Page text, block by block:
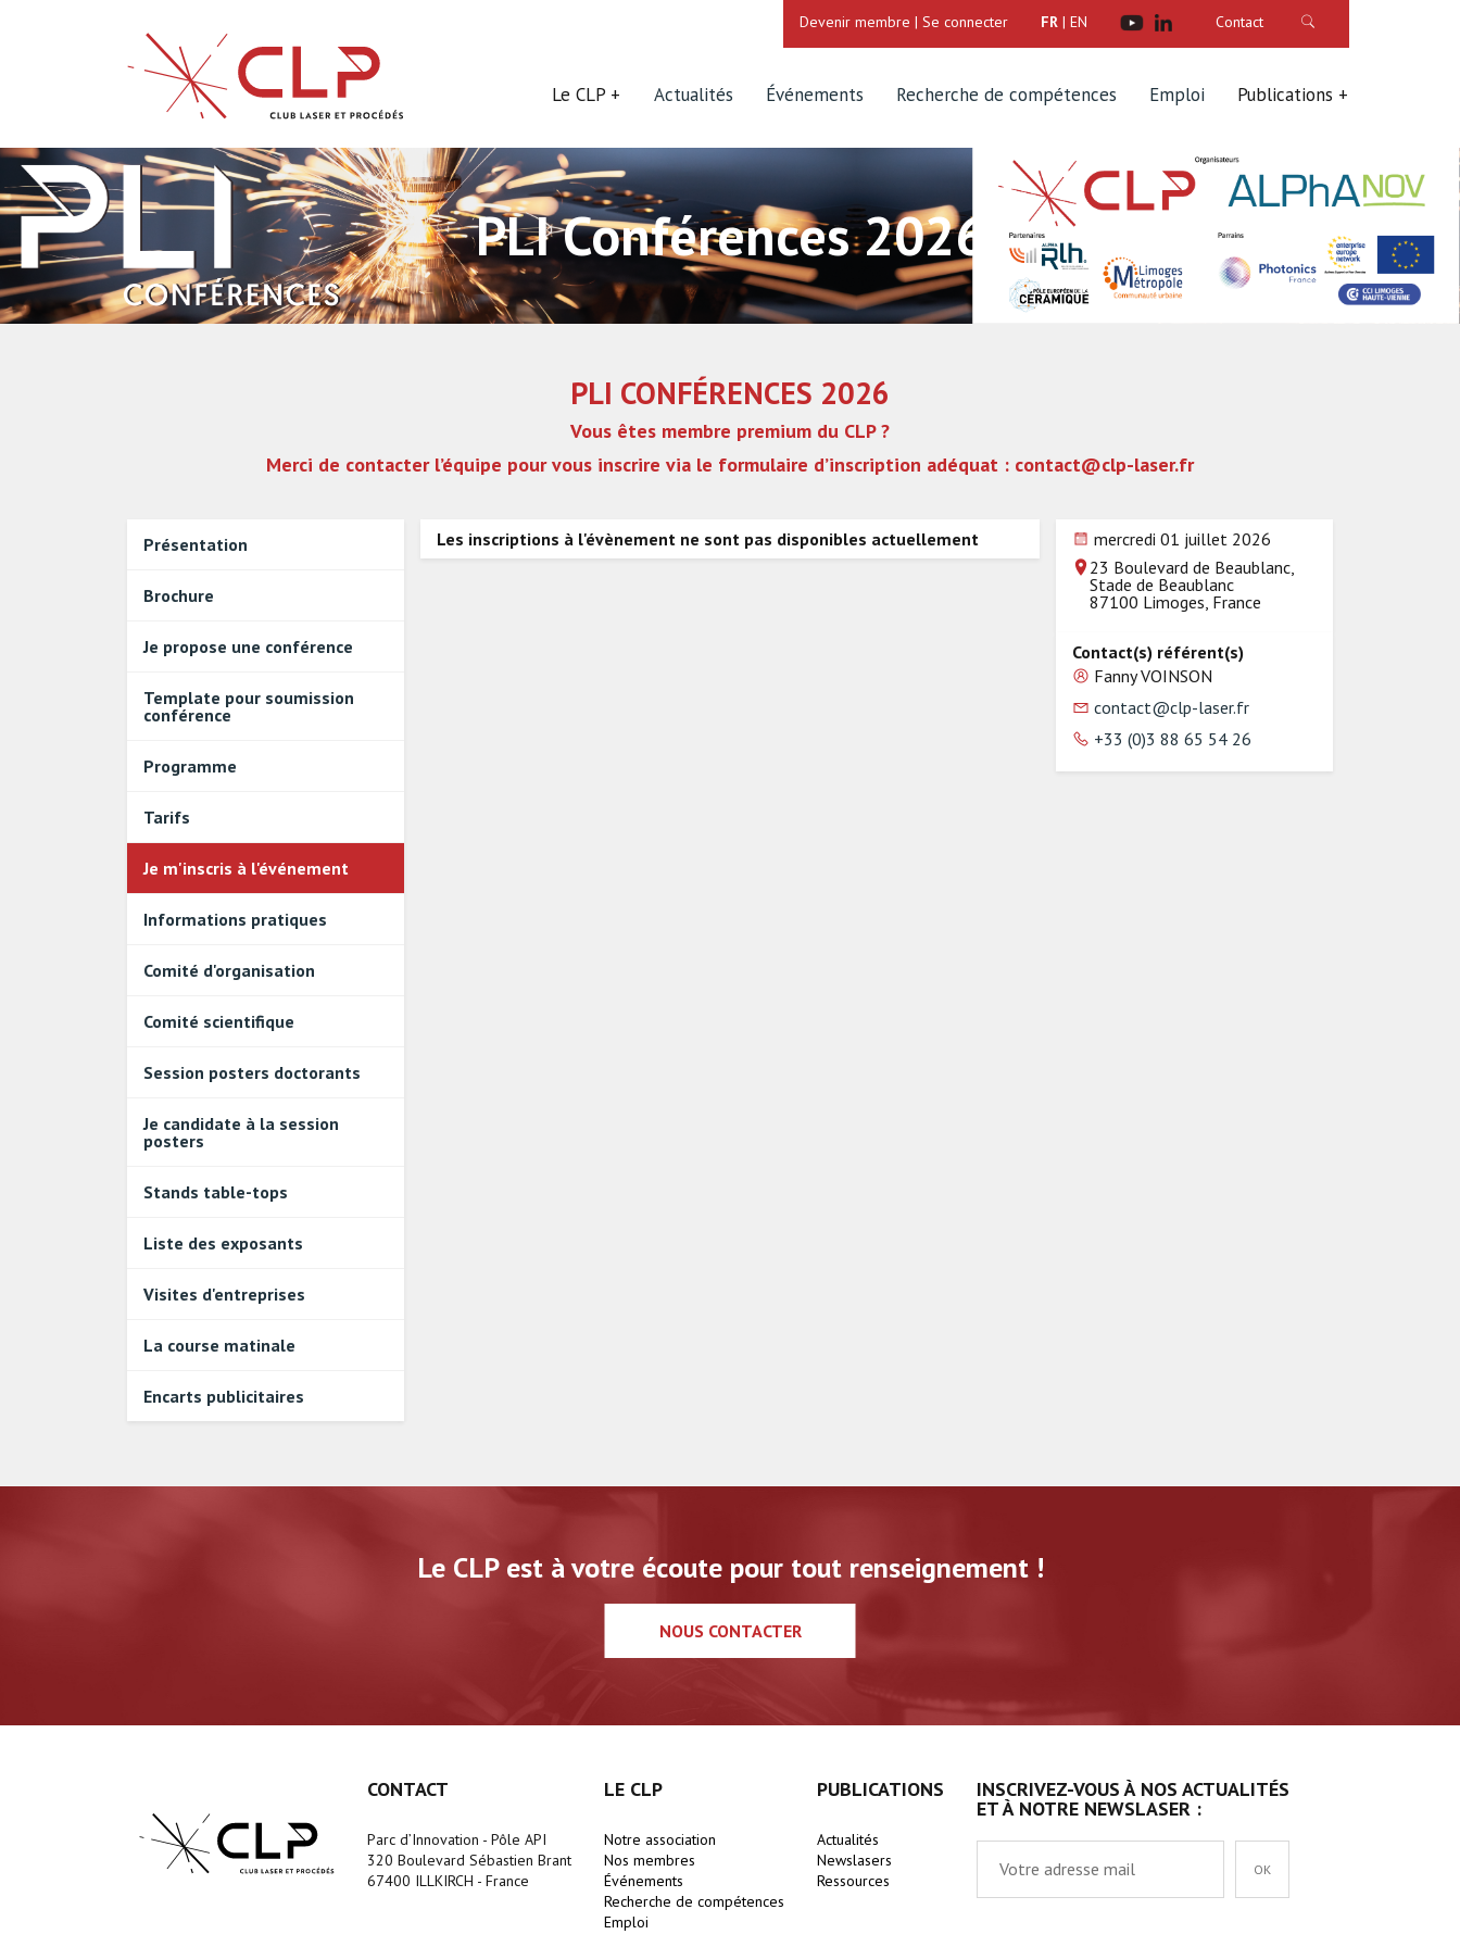
Devenir membre | Se connecter FR | EN Contact
Le CLP Actualités Événements Recherche de compétences Emploi Publications
PLI Conférences 2026
PLI CONFÉRENCES 2026
Vous êtes membre premium du CLP ?
Merci de contacter l’équipe pour vous inscrire via le formulaire d’inscription adéquat : contact@clp-laser.fr
Présentation
Brochure
Je propose une conférence
Template pour soumission
conférence
Programme
Tarifs
Je m'inscris à l'événement
Informations pratiques
Comité d'organisation
Comité scientifique
Session posters doctorants
Je candidate à la session
posters
Stands table-tops
Liste des exposants
Visites d'entreprises
La course matinale
Encarts publicitaires
Les inscriptions à l'évènement ne sont pas disponibles actuellement
mercredi 01 juillet 2026
23 Boulevard de Beaublanc,
Stade de Beaublanc
87100 Limoges, France
Contact(s) référent(s)
Fanny VOINSON
contact@clp-laser.fr
+33 (0)3 88 65 54 26
Le CLP est à votre écoute pour tout renseignement !
NOUS CONTACTER
CONTACT
Parc d’Innovation - Pôle API
320 Boulevard Sébastien Brant
67400 ILLKIRCH - France
LE CLP
Notre association
Nos membres
Événements
Recherche de compétences
Emploi
PUBLICATIONS
Actualités
Newslasers
Ressources
INSCRIVEZ-VOUS À NOS ACTUALITÉS
ET À NOTRE NEWSLASER :
OK